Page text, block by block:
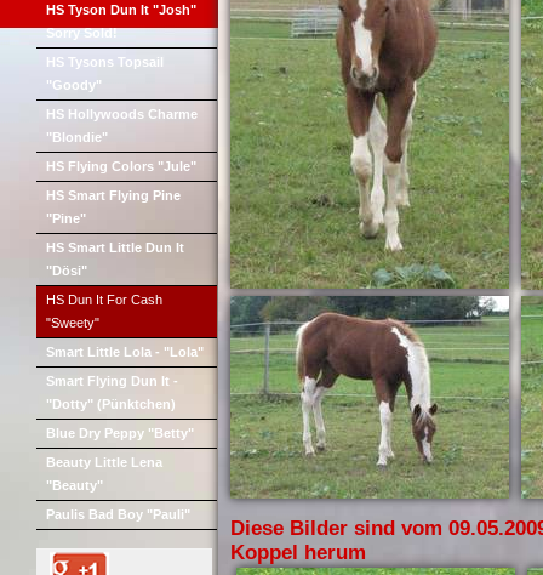
HS Tyson Dun It "Josh"
Sorry Sold!
HS Tysons Topsail
"Goody"
HS Hollywoods Charme
"Blondie"
HS Flying Colors "Jule"
HS Smart Flying Pine
"Pine"
HS Smart Little Dun It
"Dösi"
HS Dun It For Cash
"Sweety"
Smart Little Lola - "Lola"
Smart Flying Dun It -
"Dotty" (Pünktchen)
Blue Dry Peppy "Betty"
Beauty Little Lena
"Beauty"
Paulis Bad Boy "Pauli"
Diese Bilder sind vom
Koppel herum